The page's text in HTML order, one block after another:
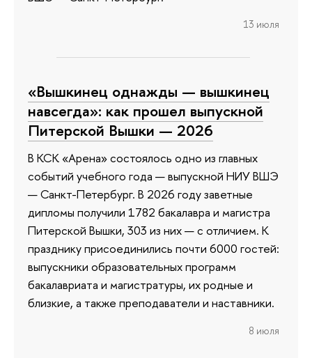
13 июля
«Вышкинец однажды — вышкинец
навсегда»: как прошел выпускной
Питерской Вышки — 2026
В КСК «Арена» состоялось одно из главных
событий учебного года — выпускной НИУ ВШЭ
— Санкт-Петербург. В 2026 году заветные
дипломы получили 1782 бакалавра и магистра
Питерской Вышки, 303 из них — с отличием. К
празднику присоединились почти 6000 гостей:
выпускники образовательных программ
бакалавриата и магистратуры, их родные и
близкие, а также преподаватели и наставники.
8 июля